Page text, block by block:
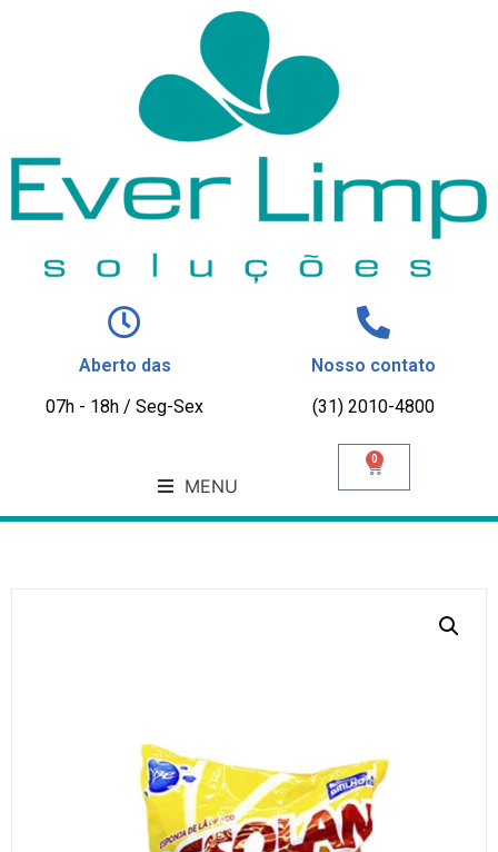
Aberto das
07h - 18h / Seg-Sex
Nosso contato
(31) 2010-4800
MENU
0